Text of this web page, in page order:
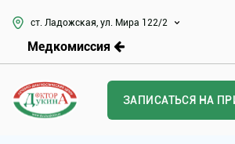
ст. Ладожская, ул. Мира 122/2
Медкомиссия
ЗАПИСАТЬСЯ НА